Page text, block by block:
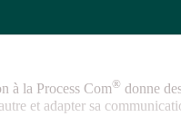
à la Process Com®donne
et adapter sa